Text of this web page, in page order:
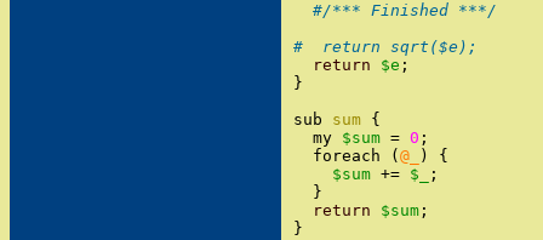
#/*** Finished ***/
#  return sqrt($e);
return
$e ;
}
sub
sum {
my $sum = 0 ;
foreach
( @_ )
{
$sum += $_
;
}
return
$sum ;
}